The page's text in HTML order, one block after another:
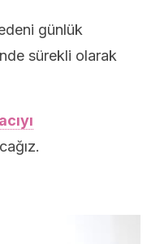
günlük
sürekli olarak
acıyı